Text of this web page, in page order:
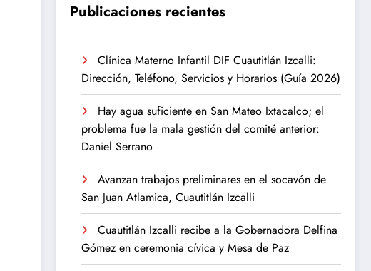
Publicaciones recientes
Clínica Materno Infantil DIF Cuautitlán Izcalli:
Dirección, Teléfono, Servicios y Horarios (Guía 2026)
Hay agua suficiente en San Mateo Ixtacalco; el
problema fue la mala gestión del comité anterior:
Daniel Serrano
Avanzan trabajos preliminares en el socavón de
San Juan Atlamica, Cuautitlán Izcalli
Cuautitlán Izcalli recibe a la Gobernadora Delfina
Gómez en ceremonia cívica y Mesa de Paz